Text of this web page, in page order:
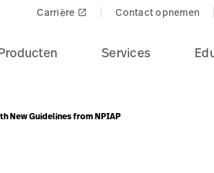
Carrière launch Contact opnemen
Services
New Guidelines from NPIAP